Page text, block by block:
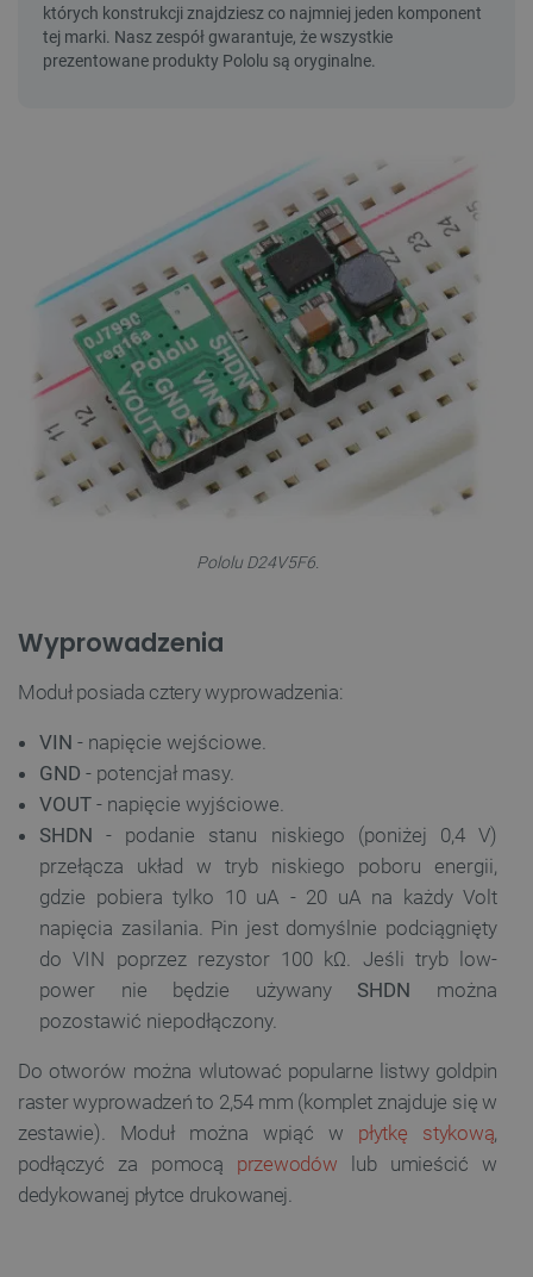
Pololu D24V5F6.
Wyprowadzenia
Moduł posiada cztery wyprowadzenia:
VIN - napięcie wejściowe.
GND - potencjał masy.
VOUT - napięcie wyjściowe.
SHDN- podanie stanu niskiego (poniżej 0,4 V)
przełącza układ w tryb niskiego poboru energii,
gdzie pobiera tylko 10 uA - 20 uA na każdy Volt
napięcia zasilania. Pin jest domyślnie podciągnięty
do VIN poprzez rezystor 100 kΩ. Jeśli tryb low-
power nie będzie używany SHDN można
pozostawić niepodłączony.
Do otworów można wlutować popularne listwy goldpin
raster wyprowadzeń to 2,54 mm (komplet znajduje się w
zestawie). Moduł można wpiąć w płytkę stykową,
podłączyć za pomocą przewodów lub umieścić w
dedykowanej płytce drukowanej.